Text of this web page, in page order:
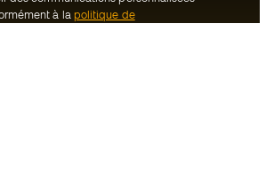
à la politique de